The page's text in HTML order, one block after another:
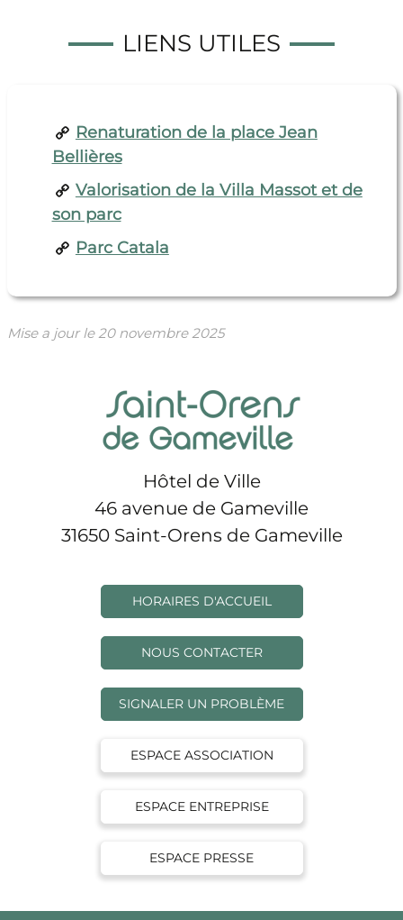
LIENS UTILES
Renaturation de la place Jean
Bellières
Valorisation de la Villa Massot et de
son parc
Parc Catala
Mise a jour le20 novembre 2025
Hôtel de Ville
46 avenue de Gameville
31650 Saint-Orens de Gameville
HORAIRES D'ACCUEIL
NOUS CONTACTER
SIGNALER UN PROBLÈME
ESPACE ASSOCIATION
ESPACE ENTREPRISE
ESPACE PRESSE